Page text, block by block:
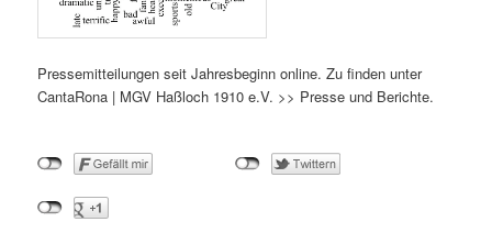
Pressemitteilungen seit Jahresbeginn online. Zu finden unter
CantaRona | MGV Haßloch 1910 e.V. >> Presse und Berichte.